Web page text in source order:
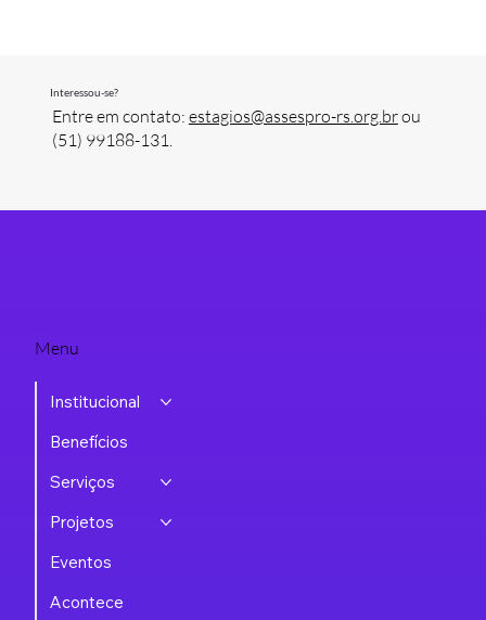
Interessou-se?
Entre em contato: estagios@assespro-rs.org.brou
(51) 99188-131.
Menu
Institucional
Benefícios
Serviços
Projetos
Eventos
Acontece